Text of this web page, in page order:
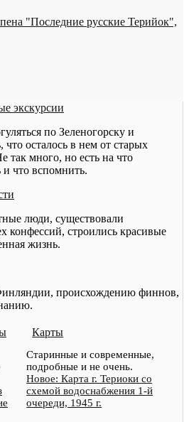
"Последние русские Терийок",
экскурсии
по Зеленогорску и
что осталось в нем от старых
так много, но есть на что
и что вспомнить.
люди, существовали
конфессий, строились красивые
жизнь.
происхождению финнов,
Карты
Старинные и современные,
подробные и не очень.
Новое: Карта г. Териоки со
схемой водоснабжения 1-й
очереди, 1945 г.